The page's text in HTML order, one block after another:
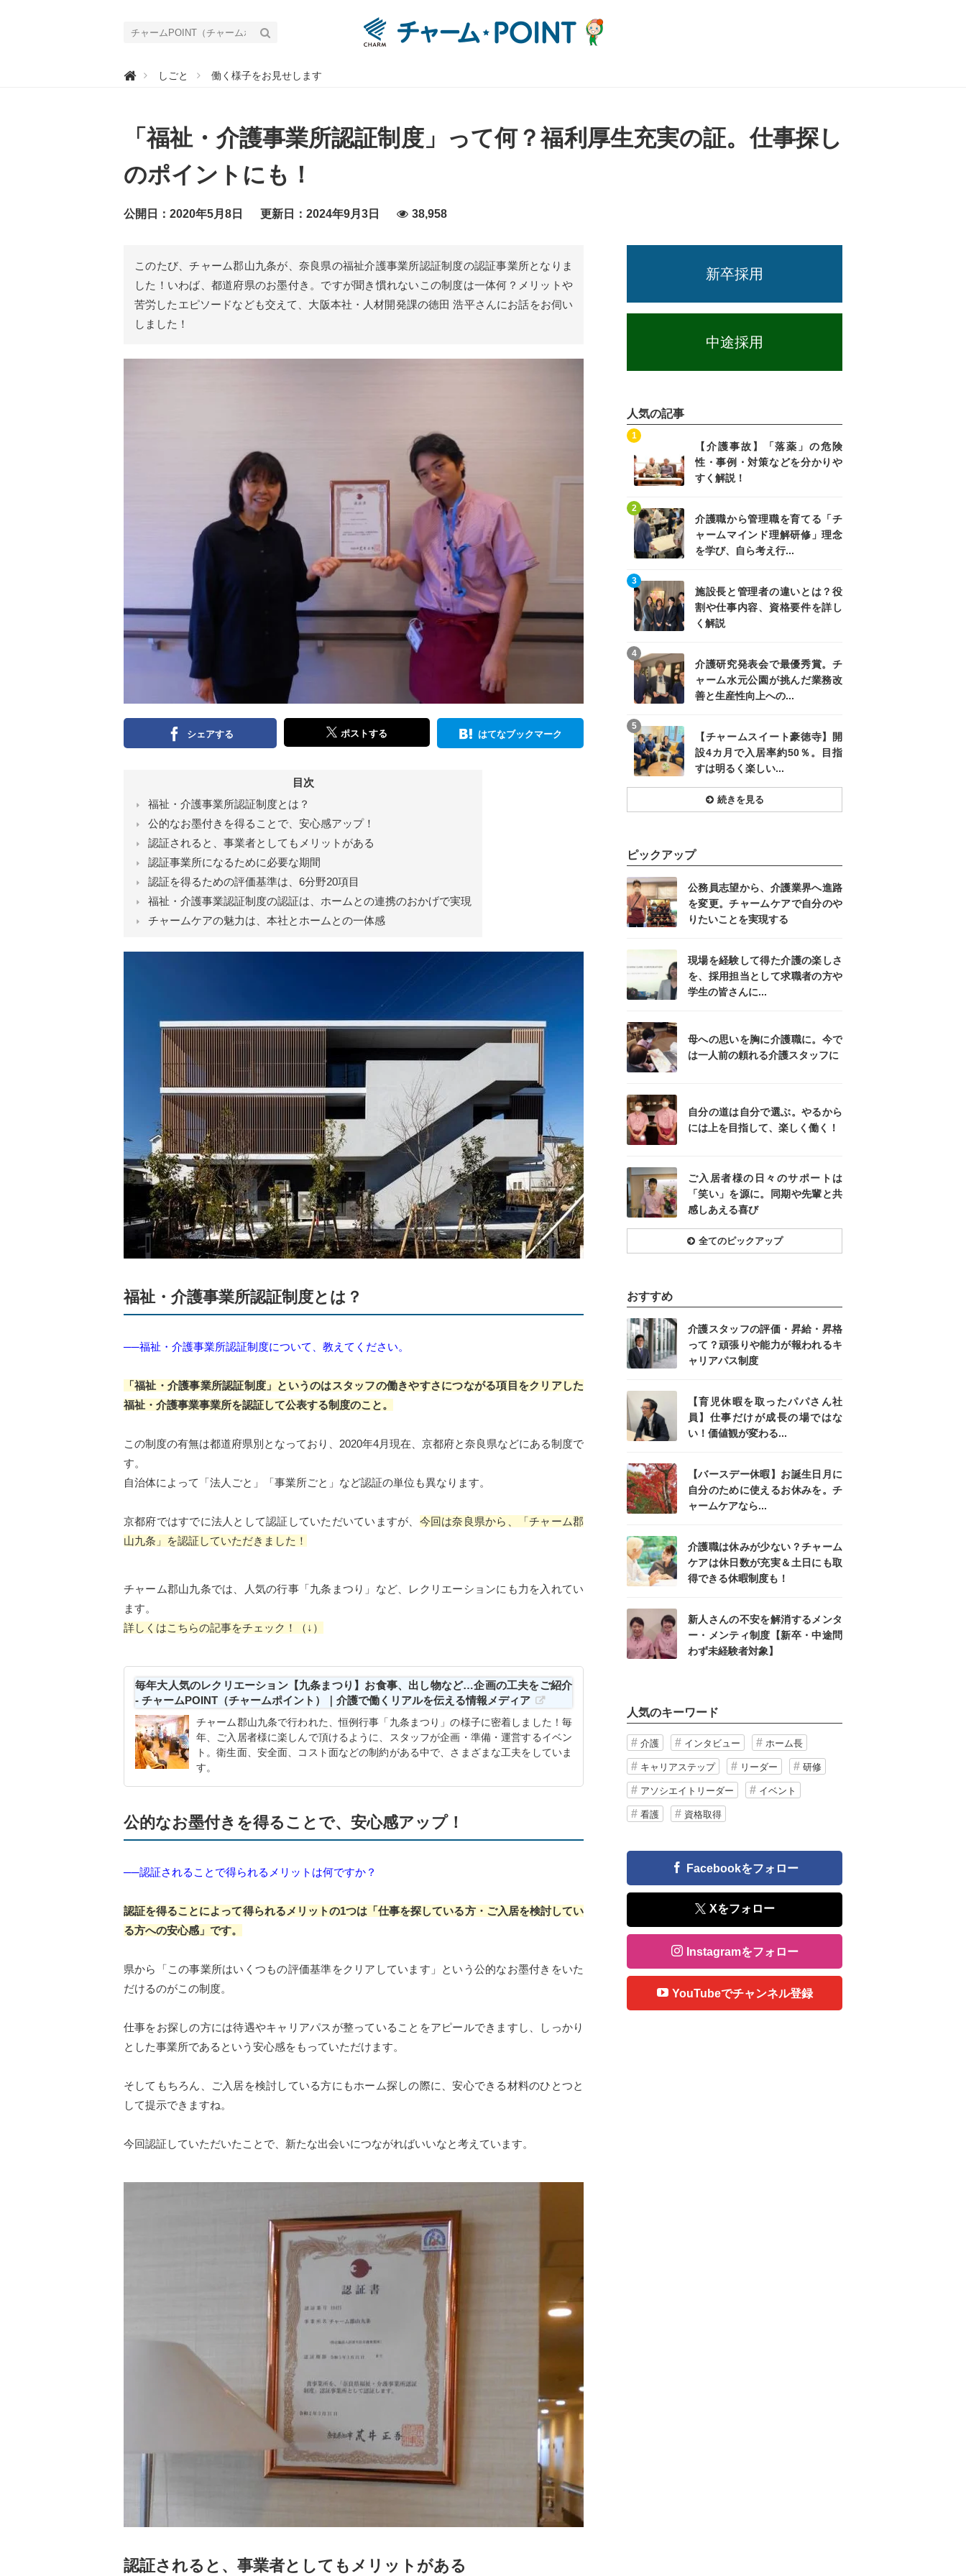
チ
O
（
チ
ャ
ム
ポ
｜
護
働
リ
を
しごと 働く様子をお見せします
「福祉・介護事業所認証制度」って何？福利厚生充実の証。仕事探し
のポイントにも！
公開日：2020年5月8日 更新日：2024年9月3日 38,958
このたび、チャーム郡山九条が、奈良県の福祉介護事業所認証制度の認証事業所となりま
した！いわば、都道府県のお墨付き。ですが聞き慣れないこの制度は一体何？メリットや
苦労したエピソードなども交えて、大阪本社・人材開発課の徳田 浩平さんにお話をお伺い
しました！
シェアする ポストする はてなブックマーク
目次
福祉・介護事業所認証制度とは？
公的なお墨付きを得ることで、安心感アップ！
認証されると、事業者としてもメリットがある
認証事業所になるために必要な期間
認証を得るための評価基準は、6分野20項目
福祉・介護事業認証制度の認証は、ホームとの連携のおかげで実現
チャームケアの魅力は、本社とホームとの一体感
福祉・介護事業所認証制度とは？
──福祉・介護事業所認証制度について、教えてください。
「福祉・介護事業所認証制度」というのはスタッフの働きやすさにつながる項目をクリアした
福祉・介護事業事業所を認証して公表する制度のこと。
この制度の有無は都道府県別となっており、2020年4月現在、京都府と奈良県などにある制度で
す。
自治体によって「法人ごと」「事業所ごと」など認証の単位も異なります。
京都府ではすでに法人として認証していただいていますが、 今回は奈良県から、「チャーム郡
山九条」を認証していただきました！
チャーム郡山九条では、人気の行事「九条まつり」など、レクリエーションにも力を入れてい
ます。
詳しくはこちらの記事をチェック！（↓）
毎年大人気のレクリエーション【九条まつり】お食事、出し物など…企画の工夫をご紹介
- チャームPOINT（チャームポイント）｜介護で働くリアルを伝える情報メディア
チャーム郡山九条で行われた、恒例行事「九条まつり」の様子に密着しました！毎
年、ご入居者様に楽しんで頂けるように、スタッフが企画・準備・運営するイベン
ト。衛生面、安全面、コスト面などの制約がある中で、さまざまな工夫をしていま
す。
公的なお墨付きを得ることで、安心感アップ！
──認証されることで得られるメリットは何ですか？
認証を得ることによって得られるメリットの1つは「仕事を探している方・ご入居を検討してい
る方への安心感」です。
県から「この事業所はいくつもの評価基準をクリアしています」という公的なお墨付きをいた
だけるのがこの制度。
仕事をお探しの方には待遇やキャリアパスが整っていることをアピールできますし、しっかり
とした事業所であるという安心感をもっていただけます。
そしてもちろん、ご入居を検討している方にもホーム探しの際に、安心できる材料のひとつと
して提示できますね。
今回認証していただいたことで、新たな出会いにつながればいいなと考えています。
認証されると、事業者としてもメリットがある
新卒採用
中途採用
人気の記事
【介護事故】「落薬」の危険
性・事例・対策などを分かりや
すく解説！
1
介護職から管理職を育てる「チ
ャームマインド理解研修」理念
を学び、自ら考え行...
2
施設長と管理者の違いとは？役
割や仕事内容、資格要件を詳し
く解説
3
記事を読む
介護研究発表会で最優秀賞。チ
ャーム水元公園が挑んだ業務改
善と生産性向上への...
4
【チャームスイート豪徳寺】開
設4カ月で入居率約50％。目指
すは明るく楽しい...
5
記事を読む
続きを見る
ピックアップ
公務員志望から、介護業界へ進路
を変更。チャームケアで自分のや
りたいことを実現する
現場を経験して得た介護の楽しさ
を、採用担当として求職者の方や
学生の皆さんに...
母への思いを胸に介護職に。今で
は一人前の頼れる介護スタッフに
自分の道は自分で選ぶ。やるから
には上を目指して、楽しく働く！
ご入居者様の日々のサポートは
「笑い」を源に。同期や先輩と共
感しあえる喜び
記事を読む
全てのピックアップ
おすすめ
介護スタッフの評価・昇給・昇格
って？頑張りや能力が報われるキ
ャリアパス制度
記事を読む
【育児休暇を取ったパパさん社
員】仕事だけが成長の場ではな
い！価値観が変わる...
記事を読む
【バースデー休暇】お誕生日月に
自分のために使えるお休みを。チ
ャームケアなら...
介護職は休みが少ない？チャーム
ケアは休日数が充実＆土日にも取
得できる休暇制度も！
新人さんの不安を解消するメンタ
ー・メンティ制度【新卒・中途問
わず未経験者対象】
人気のキーワード
介護 インタビュー ホーム長
キャリアステップ リーダー 研修
アソシエイトリーダー イベント
看護 資格取得
Facebookをフォロー
Xをフォロー
Instagramをフォロー
YouTubeでチャンネル登録